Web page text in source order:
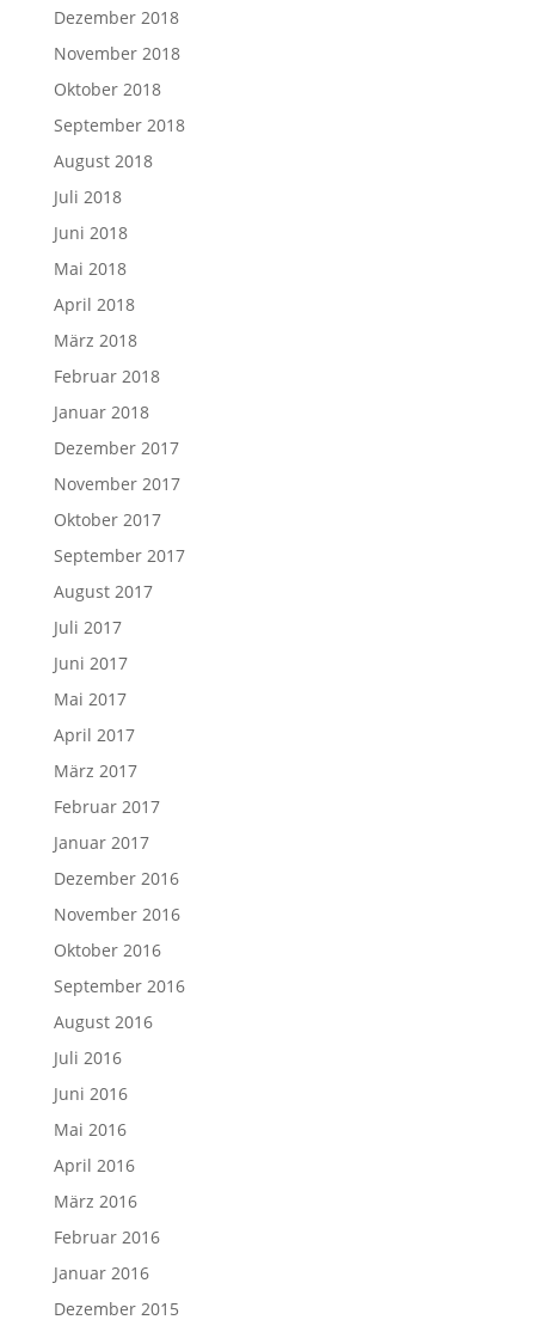
Dezember 2018
November 2018
Oktober 2018
September 2018
August 2018
Juli 2018
Juni 2018
Mai 2018
April 2018
März 2018
Februar 2018
Januar 2018
Dezember 2017
November 2017
Oktober 2017
September 2017
August 2017
Juli 2017
Juni 2017
Mai 2017
April 2017
März 2017
Februar 2017
Januar 2017
Dezember 2016
November 2016
Oktober 2016
September 2016
August 2016
Juli 2016
Juni 2016
Mai 2016
April 2016
März 2016
Februar 2016
Januar 2016
Dezember 2015